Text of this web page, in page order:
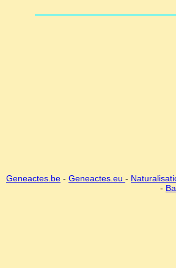
Geneactes.be - Geneactes.eu -
-